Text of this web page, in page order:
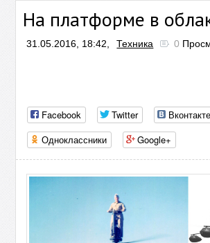
На платформе в
31.05.2016, 18:42, Техника 0
Facebook Twitter
Вконтакте
Одноклассники
Google+